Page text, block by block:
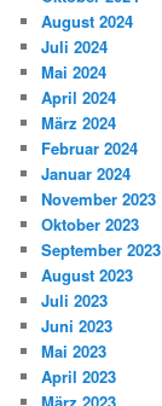
August 2024
Juli 2024
Mai 2024
April 2024
März 2024
Februar 2024
Januar 2024
November 2023
Oktober 2023
September 2023
August 2023
Juli 2023
Juni 2023
Mai 2023
April 2023
März 2023